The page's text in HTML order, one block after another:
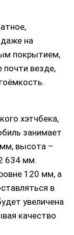
даже на
покрытием,
почти везде,
хэтчбека,
занимает
высота –
634 мм.
120 мм, а
в
увеличена
качество